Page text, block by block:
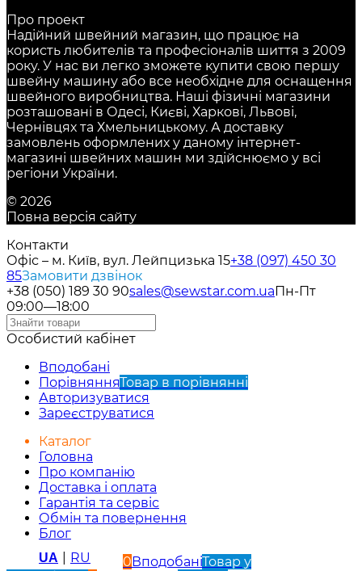
Про проект
Надійний швейний магазин, що працює на
користь любителів та професіоналів шиття з 2009
року. У нас ви легко зможете купити свою першу
швейну машину або все необхідне для оснащення
швейного виробництва. Наші фізичні магазини
розташовані в Одесі, Києві, Харкові, Львові,
Чернівцях та Хмельницькому. А доставку
замовлень оформлених у даному інтернет-
магазині швейних машин ми здійснюємо у всі
регіони України.
© 2026
Повна версія сайту
Контакти
Офіс – м. Київ, вул. Лейпцизька 15+38 (097) 450 30
85Замовити дзвінок
+38 (050) 189 30 90sales@sewstar.com.uaПн-Пт
09:00—18:00
Особистий кабінет
Вподобані
ПорівнянняТовар в порівнянні
Авторизуватися
Зареєструватися
Каталог
Головна
Про компанію
Доставка і оплата
Гарантія та сервіс
Обмін та повернення
Блог
UA RU 0ВподобаніТовар у